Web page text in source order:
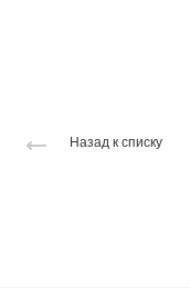
Назад к списку